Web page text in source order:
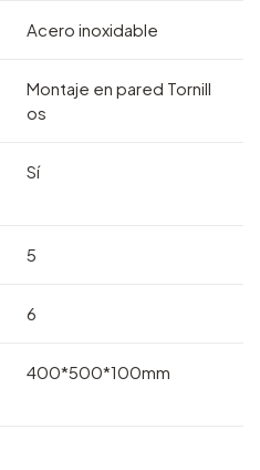
Acero inoxidable
Montaje en pared Tornill
os
Sí
5
6
400*500*100mm